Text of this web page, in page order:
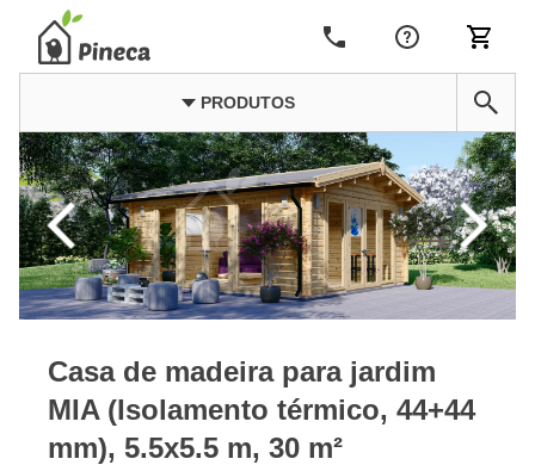
PRODUTOS
Casa de madeira para jardim
MIA (Isolamento térmico, 44+44
mm), 5.5x5.5 m, 30 m²